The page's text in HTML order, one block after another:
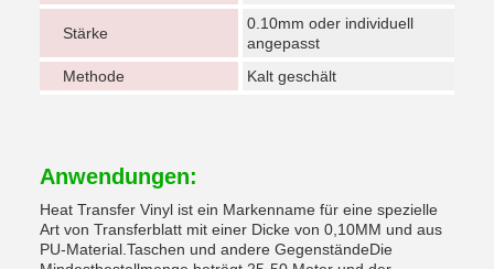
Stärke
0.10mm oder individuell
angepasst
Methode
Kalt geschält
Anwendungen:
Heat Transfer Vinyl ist ein Markenname für eine spezielle
Art von Transferblatt mit einer Dicke von 0,10MM und aus
PU-Material.Taschen und andere GegenständeDie